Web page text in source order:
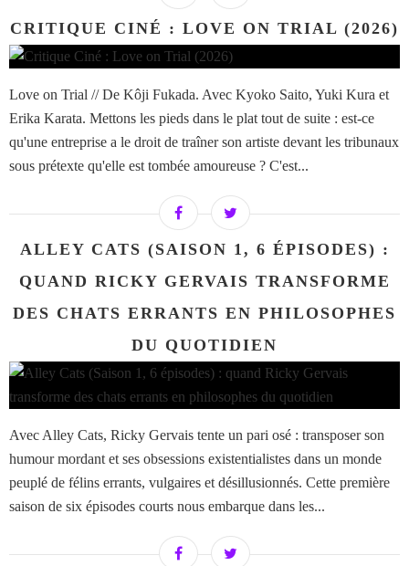
CRITIQUE CINÉ : LOVE ON TRIAL (2026)
Love on Trial // De Kôji Fukada. Avec Kyoko Saito, Yuki Kura et
Erika Karata. Mettons les pieds dans le plat tout de suite : est-ce
qu'une entreprise a le droit de traîner son artiste devant les tribunaux
sous prétexte qu'elle est tombée amoureuse ? C'est...
ALLEY CATS (SAISON 1, 6 ÉPISODES) :
QUAND RICKY GERVAIS TRANSFORME
DES CHATS ERRANTS EN PHILOSOPHES
DU QUOTIDIEN
Avec Alley Cats, Ricky Gervais tente un pari osé : transposer son
humour mordant et ses obsessions existentialistes dans un monde
peuplé de félins errants, vulgaires et désillusionnés. Cette première
saison de six épisodes courts nous embarque dans les...